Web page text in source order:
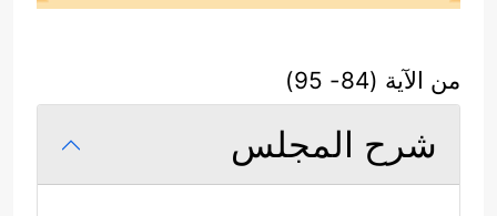
من الآية (84- 95)
شرح المجلس